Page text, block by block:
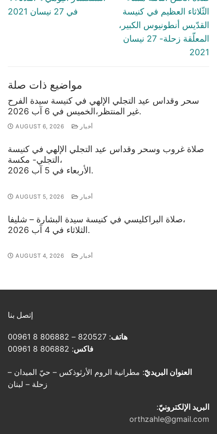
post:
في 27 نيسان 2021
post:
الثّلاثاء العظيم في كنيسة
القدّيس أنطونيوس الكبير،
المعلّقة زحلة- 27 نيسان
2021
مواضيع ذات صلة
سحر وقداس عيد التجلي الإلهي في كنيسة سيدة الفرح
غير المنتظر،الخميس في 6 آب 2026.
AUGUST 6, 2026 أخبار
صلاة غروب وسحر وقداس عيد التجلي الإلهي في كنيسة
التجلي- مكسة،
الأربعاء في 5 آب 2026.
AUGUST 5, 2026 أخبار
صلاة البراكليسي في كنيسة سيدة البشارة – شليفا،
الثلاثاء في 4 آب 2026.
AUGUST 4, 2026 أخبار
إتصل بنا
هاتف: 820527 – 806882 8 00961
فاكس: 806882 8 00961
العنوان البريديّ: مطرانية الروم الأرثوذكس – حيّ الميدان –
زحلة – لبنان
البريد الإلكترونيّ:
orthzahle@gmail.com